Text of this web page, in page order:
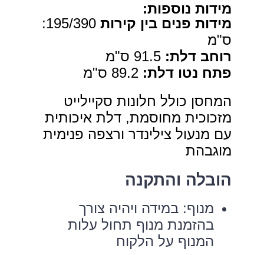
מידות נוספות:
מידות פנים בין קירות
195/390:
ס"מ
רוחב דלת:
פתח נטו דלת:
המחסן כולל חלונות סקיילייט
מזכוכית מחוסמת, דלת איכותית
עם מנעול צילינדר ורצפה פנימית
מוגבהת
הובלה והתקנה
מנוף: במידה ויהיה צורך
בהזמנת מנוף תחול עלות
המנוף על הלקוח